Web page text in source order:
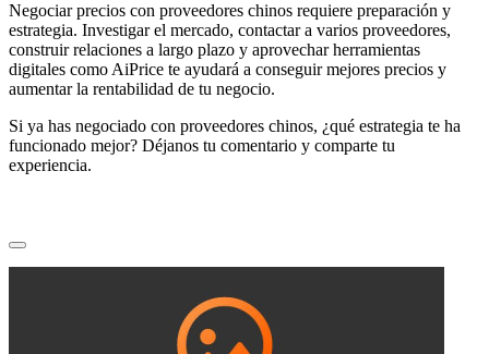
Negociar precios con proveedores chinos requiere preparación y
estrategia. Investigar el mercado, contactar a varios proveedores,
construir relaciones a largo plazo y aprovechar herramientas
digitales como AiPrice te ayudará a conseguir mejores precios y
aumentar la rentabilidad de tu negocio.
Si ya has negociado con proveedores chinos, ¿qué estrategia te ha
funcionado mejor? Déjanos tu comentario y comparte tu
experiencia.